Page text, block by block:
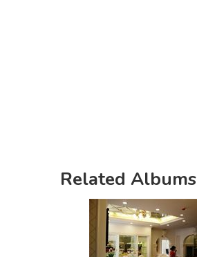
Related Albums